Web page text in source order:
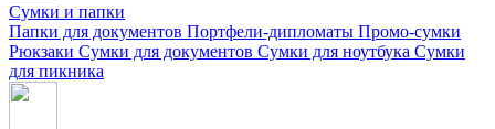
Сумки и папки
Папки для документов Портфели-дипломаты Промо-сумки
Рюкзаки Сумки для документов Сумки для ноутбука Сумки
для пикника